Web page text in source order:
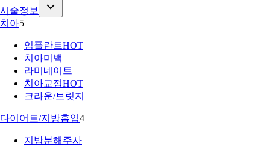
시술정보
치아5
임플란트HOT
치아미백
라미네이트
치아교정HOT
크라운/브릿지
다이어트/지방흡입4
지방분해주사